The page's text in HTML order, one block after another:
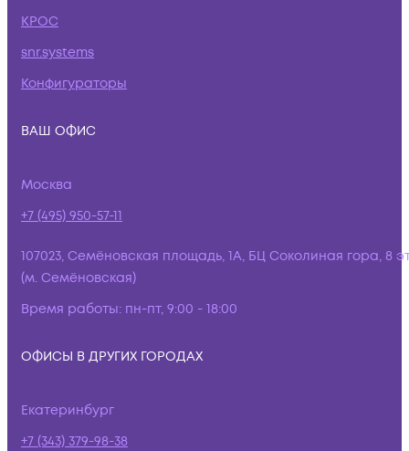
КРОС
snr.systems
Конфигураторы
ВАШ ОФИС
Москва
+7 (495) 950-57-11
107023, Семёновская площадь, 1А, БЦ Соколиная гора, 8
(м. Семёновская)
Время работы: пн-пт, 9:00 - 18:00
ОФИСЫ В ДРУГИХ ГОРОДАХ
Екатеринбург
+7 (343) 379-98-38